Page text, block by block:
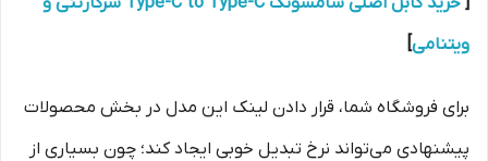
ویتنامی]
برای فروشگاه شما، قرار دادن لینک این مدل در بخش محصولات
پیشنهادی می‌تواند نرخ تبدیل خوبی ایجاد کند؛ چون بسیاری از